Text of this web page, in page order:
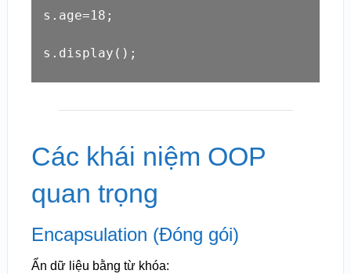
s.age=18;
s.display();
Các khái niệm OOP
quan trọng
Encapsulation (Đóng gói)
Ẩn dữ liệu bằng từ khóa: